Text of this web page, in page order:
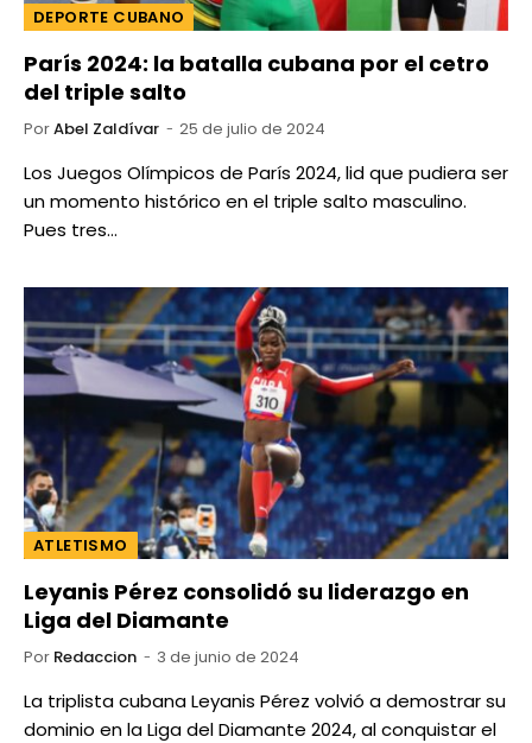
DEPORTE CUBANO
París 2024: la batalla cubana por el cetro
del triple salto
PorAbel Zaldívar 25 de julio de 2024
Los Juegos Olímpicos de París 2024, lid que pudiera ser
un momento histórico en el triple salto masculino.
Pues tres…
ATLETISMO
Leyanis Pérez consolidó su liderazgo en
Liga del Diamante
Por Redaccion 3 de junio de 2024
La triplista cubana Leyanis Pérez volvió a demostrar su
dominio en la Liga del Diamante 2024, al conquistar el